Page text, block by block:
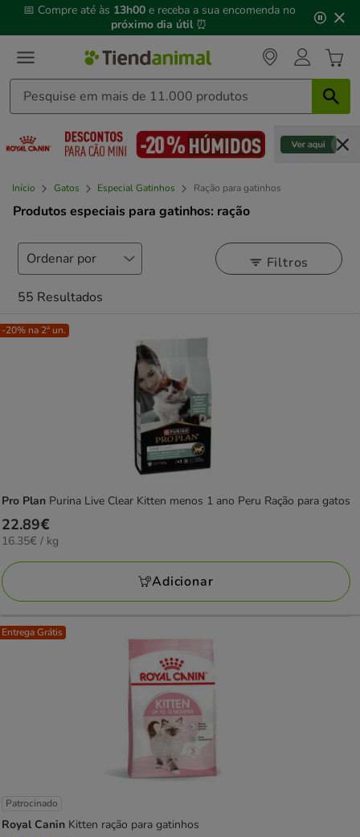
3,
mensagem,
📅 Compre até às 13h00 e receba a sua encomenda no
próximo dia útil ⏰
Início Gatos Especial Gatinhos Ração para gatinhos
Produtos especiais para gatinhos: ração
Filtros
55 Resultados
-20% na 2ª un.
Pro Plan Purina Live Clear Kitten menos 1 ano Peru Ração para gatos
Preço
22.89€
22.89€
16.35€
KG
16.35€ / kg
Adicionar
Entrega Grátis
Patrocinado
Royal Canin Kitten ração para gatinhos